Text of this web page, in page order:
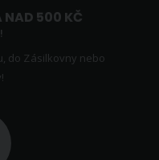
NAD 500 KČ
do Zásilkovny nebo